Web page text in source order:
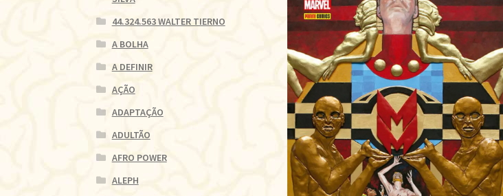
44.324.563 WALTER TIERNO
A BOLHA
A DEFINIR
AÇÃO
ADAPTAÇÃO
ADULTÃO
AFRO POWER
ALEPH